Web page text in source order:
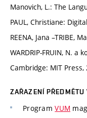
Manovich, L.: The
PAUL, Christiane:
REENA, Jana –TRIBE,
WARDRIP-FRUIN, N. a
Cambridge: MIT Press,
ZAŘAZENÍ
ProgramVUM